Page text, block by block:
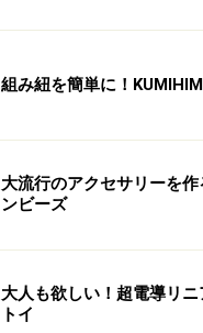
組み紐を簡単に！
大流行のアクセサリーを
ンビーズ
大人も欲しい！超電導リ
トイ